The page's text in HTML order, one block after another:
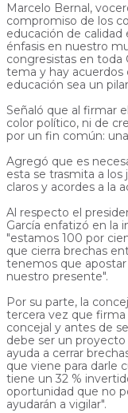
Marcelo Bernal,
compromiso de los
educación de
énfasis en nuestro
congresistas en
tema y hay acuerdos
educación sea un
Señaló que al firmar
color político, ni de
por un fin común:
Agregó que es
esta se trasmita a
claros y acordes a la
Al respecto el
García enfatizó en la
"estamos 100 por
que cierra brechas
tenemos que
nuestro presente".
Por su parte, la
tercera vez que
concejal y antes de
debe ser un
ayuda a cerrar
que viene para darle
tiene un 32 %
oportunidad que no
ayudarán a vigilar".